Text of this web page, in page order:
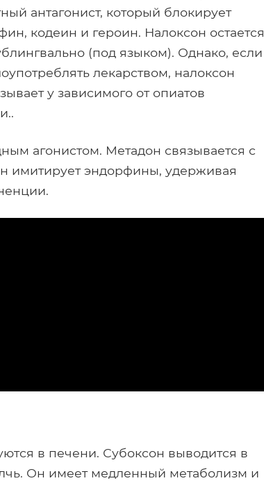
антагонист, который блокирует
кодеин и героин. Налоксон остается
(под языком). Однако, если
лекарством, налоксон
у зависимого от опиатов
агонистом. Метадон связывается с
имитирует эндорфины, удерживая
в печени. Субоксон выводится в
Он имеет медленный метаболизм и